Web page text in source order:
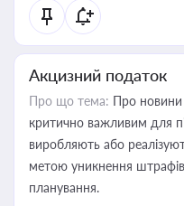
Акцизний податок
Про що тема: Про новини
критично важливим для
виробляють або
метою уникнення
планування.